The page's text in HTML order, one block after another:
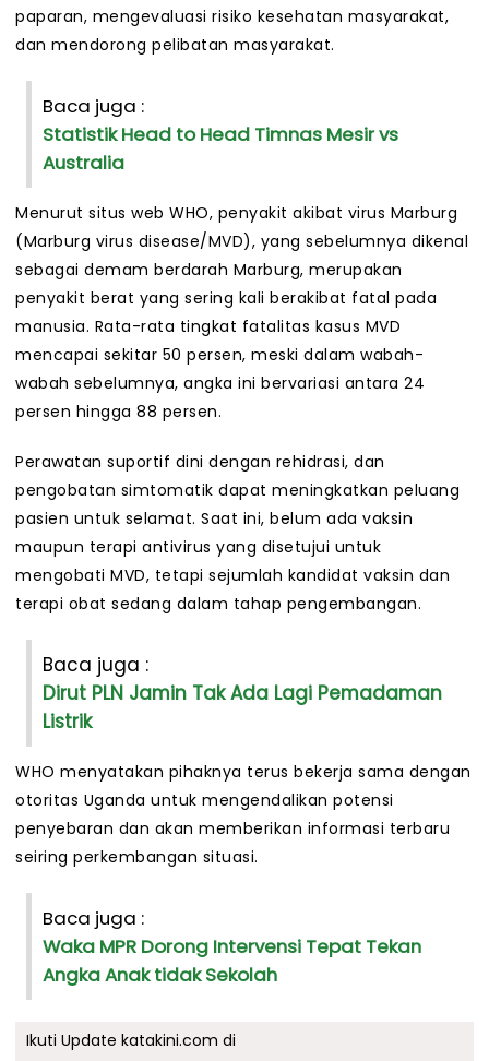
paparan, mengevaluasi risiko kesehatan masyarakat,
dan mendorong pelibatan masyarakat.
Baca juga :
Statistik Head to Head Timnas Mesir vs
Australia
Menurut situs web WHO, penyakit akibat virus Marburg
(Marburg virus disease/MVD), yang sebelumnya dikenal
sebagai demam berdarah Marburg, merupakan
penyakit berat yang sering kali berakibat fatal pada
manusia. Rata-rata tingkat fatalitas kasus MVD
mencapai sekitar 50 persen, meski dalam wabah-
wabah sebelumnya, angka ini bervariasi antara 24
persen hingga 88 persen.
Perawatan suportif dini dengan rehidrasi, dan
pengobatan simtomatik dapat meningkatkan peluang
pasien untuk selamat. Saat ini, belum ada vaksin
maupun terapi antivirus yang disetujui untuk
mengobati MVD, tetapi sejumlah kandidat vaksin dan
terapi obat sedang dalam tahap pengembangan.
Baca juga :
Dirut PLN Jamin Tak Ada Lagi Pemadaman
Listrik
WHO menyatakan pihaknya terus bekerja sama dengan
otoritas Uganda untuk mengendalikan potensi
penyebaran dan akan memberikan informasi terbaru
seiring perkembangan situasi.
Baca juga :
Waka MPR Dorong Intervensi Tepat Tekan
Angka Anak tidak Sekolah
Ikuti Update katakini.com di